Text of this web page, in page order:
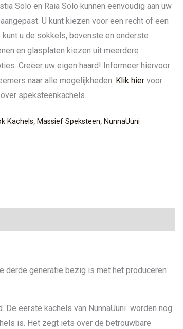
Solo en Raia Solo kunnen eenvoudig aan uw
U kunt kiezen voor een recht of een
kunt u de sokkels, bovenste en onderste
en glasplaten kiezen uit meerdere
Creëer uw eigen haard! Informeer hiervoor
naar alle mogelijkheden. Klik hier voor
speksteenkachels.
Kachels, Massief Speksteen, NunnaUuni
derde generatie bezig is met het produceren
De eerste kachels van NunnaUuni worden nog
is. Het zegt iets over de betrouwbare